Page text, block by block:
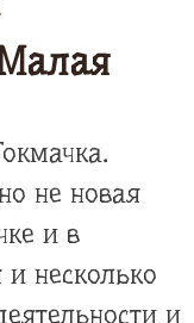
не новая
и в
несколько
и